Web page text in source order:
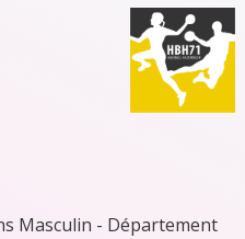
Masculin - Département